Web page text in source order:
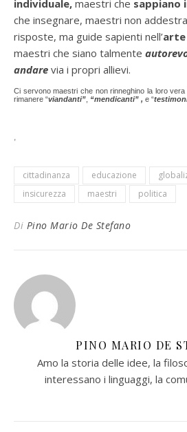
individuale, maestri che sappiano
che insegnare, maestri non
risposte, ma guide sapienti nell’arte
maestri che siano talmente
andare via i propri allievi.
Ci servono maestri che non rinneghino la loro
rimanere “viandanti” “mendicanti” , e “
,
cittadinanza educazione
insicurezza
maestri politica
Di Pino Mario De Stefano
PINO MARIO DE
Amo la storia delle idee, la
interessano i linguaggi, la